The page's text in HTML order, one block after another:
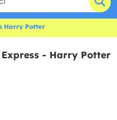
Harry Potter
- Harry Potter